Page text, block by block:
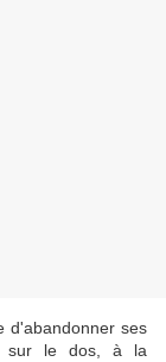
d'abandonner ses
sur le dos, à la